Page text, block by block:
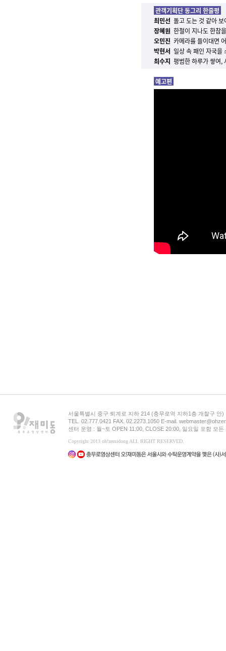
관객기획단 동그리 한줄평
최민선 돌고 도는 것 같아
장혜원 한철이 지나도 한참
오민진 카메라를 들이대면
박현서 일상 속 패인 자국을
최수지 평범한 하루가 쌓여,
예고편
서울특별시 중구 퇴계로 지하 214 (충무로역 지하1층 개찰구 안
TEL. 02.777.0421 FAX. 02.2273.1050 E-mail.
센터 운영 : 월~토 OPEN 11:00, CLOSE 20:00, 일요일 포함 모
Copyright 2013 oh!zemidong ALL RIGHT RESERVED.